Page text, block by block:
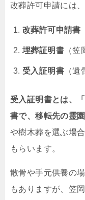
改葬許可申請には
改葬許可申請書
埋葬証明書 （
受入証明書 （
受入証明書とは、
書で、移転先の霊
や樹木葬を選ぶ場
もらいます。
散骨や手元供養の
もありますが、笠